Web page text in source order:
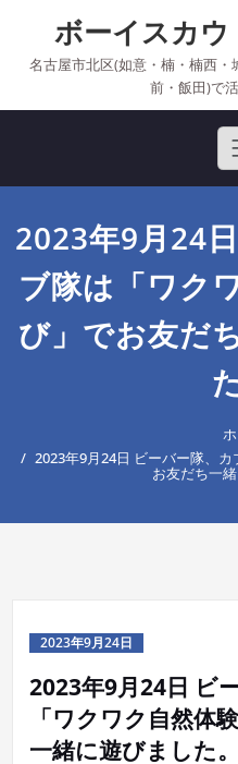
content
ボーイスカウ
名古屋市北区(如意・楠・楠西
前・飯田)で
2023年9月24
ブ隊は「ワク
び」でお友だ
2023年9月24日 ビーバー隊、
お友だち一緒
2023年9月24日
2023年9月24日 ビ
「ワクワク自然体
一緒に遊びました。